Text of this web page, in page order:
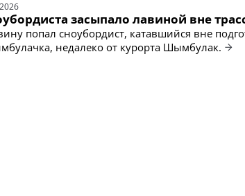
засыпало лавиной вне
попал сноубордист, катавшийся вне
недалеко от курорта Шымбулак.